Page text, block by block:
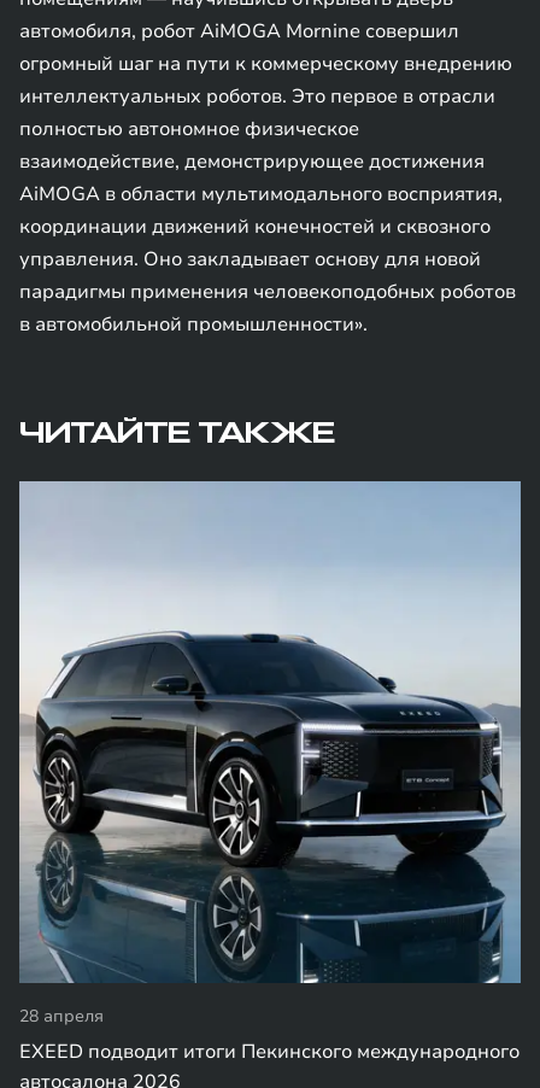
автомобиля, робот AiMOGA Mornine совершил
огромный шаг на пути к коммерческому внедрению
интеллектуальных роботов. Это первое в отрасли
полностью автономное физическое
взаимодействие, демонстрирующее достижения
AiMOGA в области мультимодального восприятия,
координации движений конечностей и сквозного
управления. Оно закладывает основу для новой
парадигмы применения человекоподобных роботов
в автомобильной промышленности».
ЧИТАЙТЕ ТАКЖЕ
28 апреля
EXEED подводит итоги Пекинского международного
автосалона 2026